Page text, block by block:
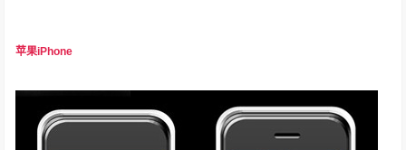
苹果iPhone